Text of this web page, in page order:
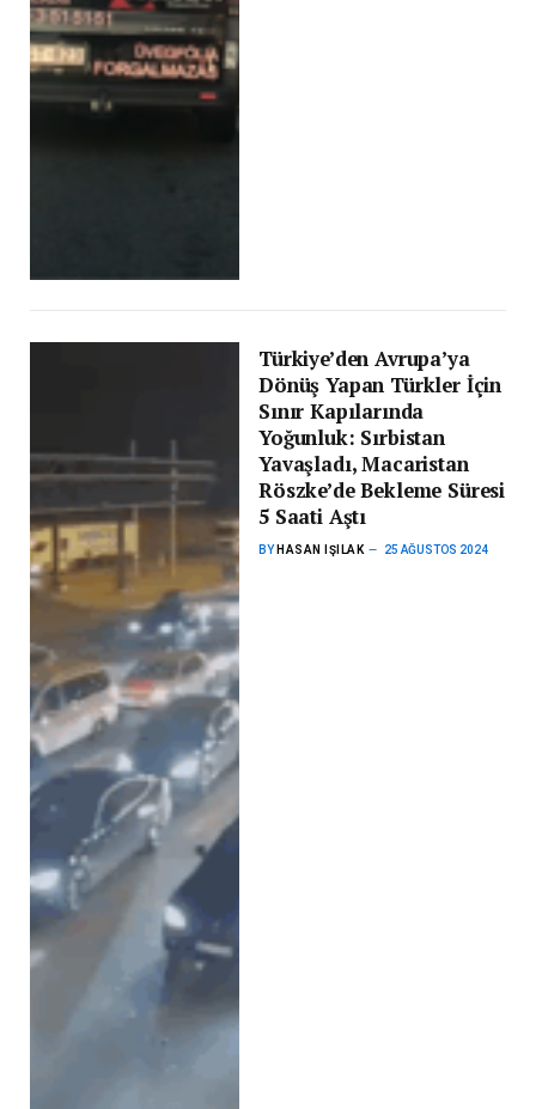
Türkiye’den Avrupa’ya
Dönüş Yapan Türkler İçin
Sınır Kapılarında
Yoğunluk: Sırbistan
Yavaşladı, Macaristan
Röszke’de Bekleme Süresi
5 Saati Aştı
BY HASAN IŞILAK 25 AĞUSTOS 2024